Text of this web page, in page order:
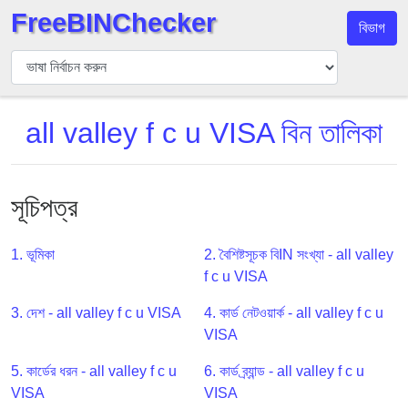
বিন
যাচাইকারী
অনুসন্ধান
বিন
বিন
BIN
BIN
v2
BIN
FreeBINChecker বিভাগ
all valley f c u VISA বিন তালিকা
সূচিপত্র
1. ভূমিকা
2. বৈশিষ্টসূচক বিIN সংখ্যা - all valley
f c u VISA
3. দেশ - all valley f c u VISA
4. কার্ড নেটওয়ার্ক - all valley f c u
VISA
5. কার্ডের ধরন - all valley f c u
VISA
6. কার্ড ব্র্যান্ড - all valley f c u
VISA